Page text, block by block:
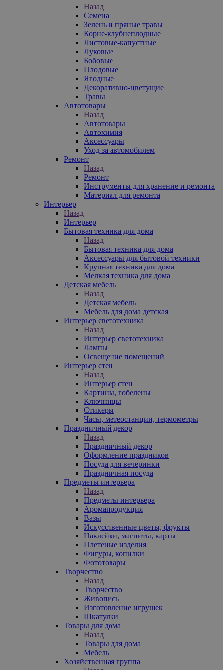
Назад
Семена
Зелень и пряные травы
Корне-клубнеплодные
Листовые-капустные
Луковые
Бобовые
Плодовые
Ягодные
Декоративно-цветущие
Травы
Автотовары
Назад
Автотовары
Автохимия
Аксессуары
Уход за автомобилем
Ремонт
Назад
Ремонт
Инструменты для хранение и ремонта
Материал для ремонта
Интерьер
Назад
Интерьер
Бытовая техника для дома
Назад
Бытовая техника для дома
Аксессуары для бытовой техники
Крупная техника для дома
Мелкая техника для дома
Детская мебель
Назад
Детская мебель
Мебель для дома детская
Интерьер светотехника
Назад
Интерьер светотехника
Лампы
Освещение помещений
Интерьер стен
Назад
Интерьер стен
Картины, гобелены
Ключницы
Стикеры
Часы, метеостанции, термометры
Праздничный декор
Назад
Праздничный декор
Оформление праздников
Посуда для вечеринки
Праздничная посуда
Предметы интерьера
Назад
Предметы интерьера
Аромапродукция
Вазы
Искусственные цветы, фрукты
Наклейки, магниты, карты
Плетеные изделия
Фигуры, копилки
Фототовары
Творчество
Назад
Творчество
Живопись
Изготовление игрушек
Шкатулки
Товары для дома
Назад
Товары для дома
Мебель
Хозяйственная группа